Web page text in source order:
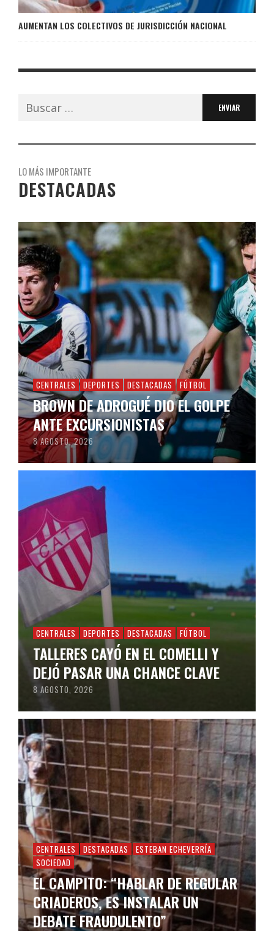
AUMENTAN LOS COLECTIVOS DE JURISDICCIÓN NACIONAL
Buscar:
LO MÁS IMPORTANTE
DESTACADAS
CENTRALES DEPORTES DESTACADAS FÚTBOL
BROWN DE ADROGUÉ DIO EL GOLPE
ANTE EXCURSIONISTAS
8 AGOSTO, 2026
CENTRALES DEPORTES DESTACADAS FÚTBOL
TALLERES CAYÓ EN EL COMELLI Y
DEJÓ PASAR UNA CHANCE CLAVE
8 AGOSTO, 2026
CENTRALES DESTACADAS
ESTEBAN ECHEVERRÍA
SOCIEDAD
EL CAMPITO: “HABLAR DE REGULAR
CRIADEROS, ES INSTALAR UN
DEBATE FRAUDULENTO”